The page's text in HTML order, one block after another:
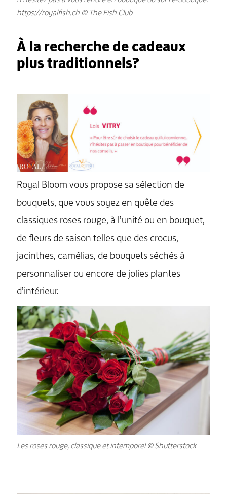
MENU
https://royalfish.ch © The Fish Club
À la recherche de cadeaux
plus traditionnels?
Royal Bloom vous propose sa sélection de
bouquets, que vous soyez en quête des
classiques roses rouge, à l’unité ou en bouquet,
de fleurs de saison telles que des crocus,
jacinthes, camélias, de bouquets séchés à
personnaliser ou encore de jolies plantes
d’intérieur.
Les roses rouge, classique et intemporel © Shutterstock